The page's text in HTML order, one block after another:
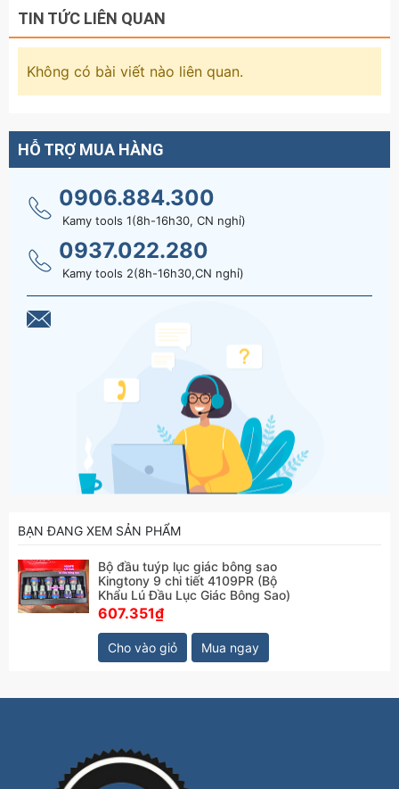
TIN TỨC LIÊN QUAN
Không có bài viết nào liên quan.
HỖ TRỢ MUA HÀNG
0906.884.300
Kamy tools 1(8h-16h30, CN nghỉ)
0937.022.280
Kamy tools 2(8h-16h30,CN nghỉ)
BẠN ĐANG XEM SẢN PHẨM
Bộ đầu tuýp lục giác bông sao
Kingtony 9 chi tiết 4109PR (Bộ
Khẩu Lú Đầu Lục Giác Bông Sao)
607.351₫
Cho vào giỏ Mua ngay